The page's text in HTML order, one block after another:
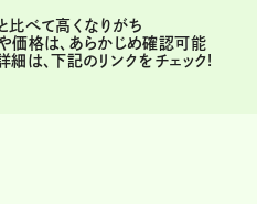
比べて高くなりがち
価格は、あらかじめ確認可能
は、下記のリンクをチェック!